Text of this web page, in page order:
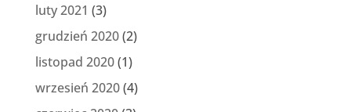
luty 2021 (3)
grudzień 2020(2)
listopad 2020(1)
wrzesień 2020(4)